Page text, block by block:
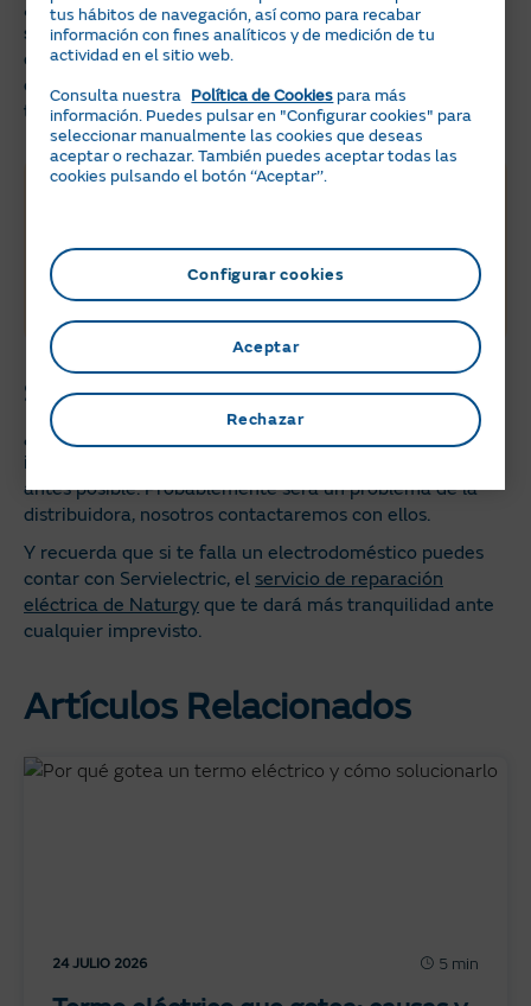
¿Y si todos los interruptores están hacia arriba, pero
sigues a oscuras?En ese caso, espera unos minutos a
que el servicio de luz se restablezca o
otros motivos, como unasobrecarga en la red
te mantendremos informado en todo momento.
Ahorra con la
energía del sol
Descubre las ventajas de instalar placas solares
con Naturgy Solar
Calcula tu ahorro
Si se va la luz en casa, estamos aquí
¿Has seguido estos pasos y no consigues solucionar la
incidencia? Llámanos para que podamos ocuparnos lo
antes posible. Probablemente será un problema de la
distribuidora, nosotros contactaremos con ellos.
Y recuerda que si te falla un electrodoméstico puedes
contar con Servielectric, el servicio de reparación
eléctrica de Naturgy que te dará más tranquilidad ante
cualquier imprevisto.
Artículos Relacionados
24 JULIO 2026 5 min
tus hábitos de navegación, así como para recabar
información con fines analíticos y de medición de tu
actividad en el sitio web.
Consulta nuestra Política de Cookies para más
información. Puedes pulsar en "Configurar cookies" para
seleccionar manualmente las cookies que deseas
aceptar o rechazar. También puedes aceptar todas las
cookies pulsando el botón ‘‘Aceptar’’.
Configurar cookies
Rechazar
Aceptar